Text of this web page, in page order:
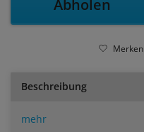
Abholen
Merken
Beschreibung
mehr